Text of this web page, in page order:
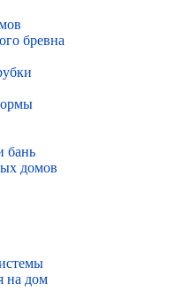
бревна
бань
домов
на дом